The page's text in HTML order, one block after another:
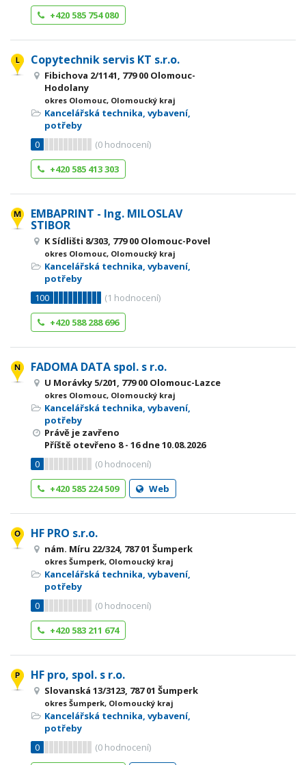
+420 585 754 080
Copytechnik servis KT s.r.o.
Fibichova 2/1141, 779 00 Olomouc-
Hodolany
okres Olomouc, Olomoucký kraj
Kancelářská technika, vybavení,
potřeby
0
(0 hodnocení)
+420 585 413 303
EMBAPRINT - Ing. MILOSLAV
STIBOR
K Sídlišti 8/303, 779 00 Olomouc-Povel
okres Olomouc, Olomoucký kraj
Kancelářská technika, vybavení,
potřeby
100
(1 hodnocení)
+420 588 288 696
FADOMA DATA spol. s r.o.
U Morávky 5/201, 779 00 Olomouc-Lazce
okres Olomouc, Olomoucký kraj
Kancelářská technika, vybavení,
potřeby
Právě je zavřeno
Příště otevřeno 8 - 16dne 10.08.2026
0
(0 hodnocení)
+420 585 224 509
Web
HF PRO s.r.o.
nám. Míru 22/324, 787 01 Šumperk
okres Šumperk, Olomoucký kraj
Kancelářská technika, vybavení,
potřeby
0
(0 hodnocení)
+420 583 211 674
HF pro, spol. s r.o.
Slovanská 13/3123, 787 01 Šumperk
okres Šumperk, Olomoucký kraj
Kancelářská technika, vybavení,
potřeby
0
(0 hodnocení)